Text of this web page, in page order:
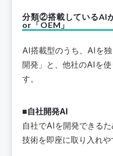
分類②搭載しているAI
or「OEM」
AI搭載型のうち、AIを
開発」と、他社のAIを
す。
■自社開発AI
自社でAIを開発できる
技術を即座に取り入れや